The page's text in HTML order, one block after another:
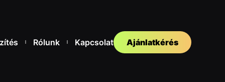
Rólunk Kapcsolat Ajánlatkérés